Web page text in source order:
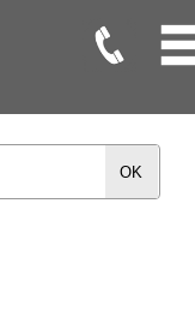
OK